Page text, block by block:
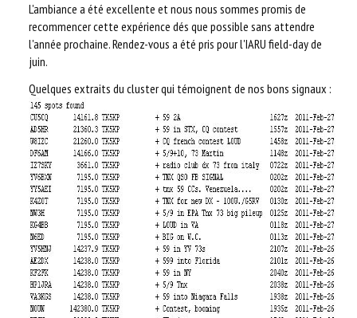
L'ambiance a été excellente et nous nous sommes promis de
recommencer cette expérience dés que possible sans attendre
l'année prochaine. Rendez-vous a été pris pour l'IARU field-day de
juin.
Quelques extraits du cluster qui témoignent de nos bons signaux :